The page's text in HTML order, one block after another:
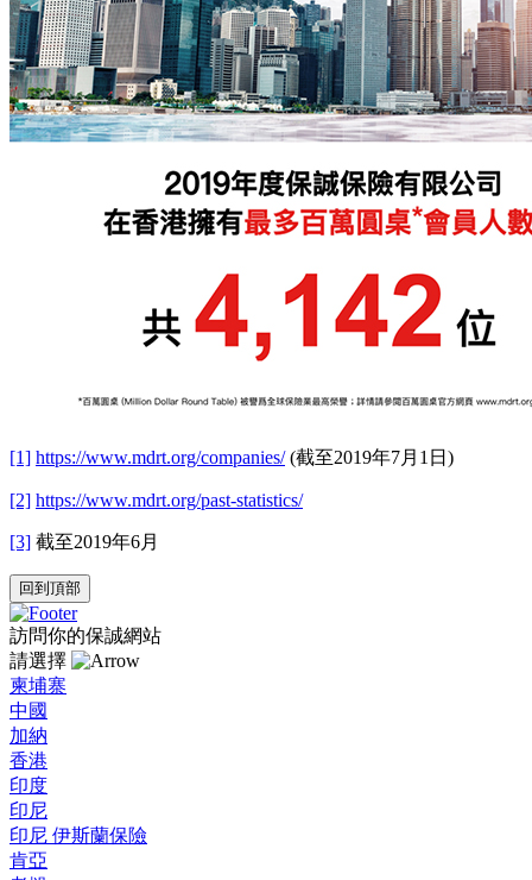
[1] https://www.mdrt.org/companies/(截至2019年7月1日)
[2] https://www.mdrt.org/past-statistics/
[3] 截至2019年6月
回到頂部
訪問你的保誠網站
請選擇
柬埔寨
中國
加納
香港
印度
印尼
印尼 伊斯蘭保險
肯亞